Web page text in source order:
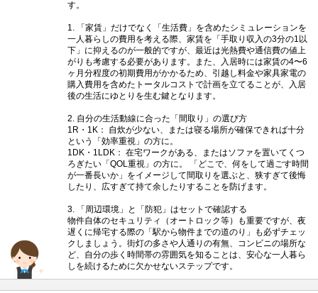
す。
1. 「家賃」だけでなく「生活費」を含めたシミュレーションを
一人暮らしの費用を考える際、家賃を「手取り収入の3分の1以
下」に抑えるのが一般的ですが、最近は光熱費や通信費の値上
がりも考慮する必要があります。また、入居時には家賃の4〜6
ヶ月分程度の初期費用がかかるため、引越し料金や家具家電の
購入費用を含めたトータルコストで計画を立てることが、入居
後の生活にゆとりを生む鍵となります。
2. 自分の生活動線に合った「間取り」の選び方
1R・1K： 自炊が少ない、または寝る場所が確保できれば十分
という「効率重視」の方に。
1DK・1LDK： 在宅ワークがある、またはソファを置いてくつ
ろぎたい「QOL重視」の方に。 「どこで、何をして過ごす時間
が一番長いか」をイメージして間取りを選ぶと、狭すぎて後悔
したり、広すぎて持て余したりすることを防げます。
3. 「周辺環境」と「防犯」はセットで確認する
物件自体のセキュリティ（オートロック等）も重要ですが、夜
遅くに帰宅する際の「駅から物件までの道のり」も必ずチェッ
クしましょう。街灯の多さや人通りの有無、コンビニの場所な
ど、自分の歩く時間帯の雰囲気を知ることは、安心な一人暮ら
しを続けるために欠かせないステップです。